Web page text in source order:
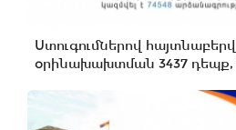
Ստուգումներով
օրինախախտման 3437 դեպք,